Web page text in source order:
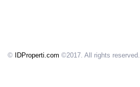
© IDProperti.com ©2017. All rights reserved.